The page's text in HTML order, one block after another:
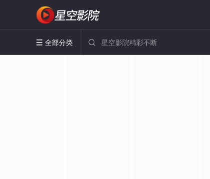
 全部分类 